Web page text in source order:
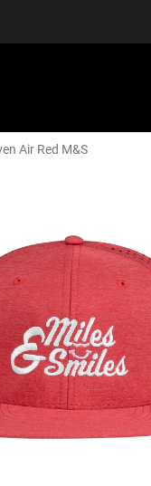
Air Red M&S